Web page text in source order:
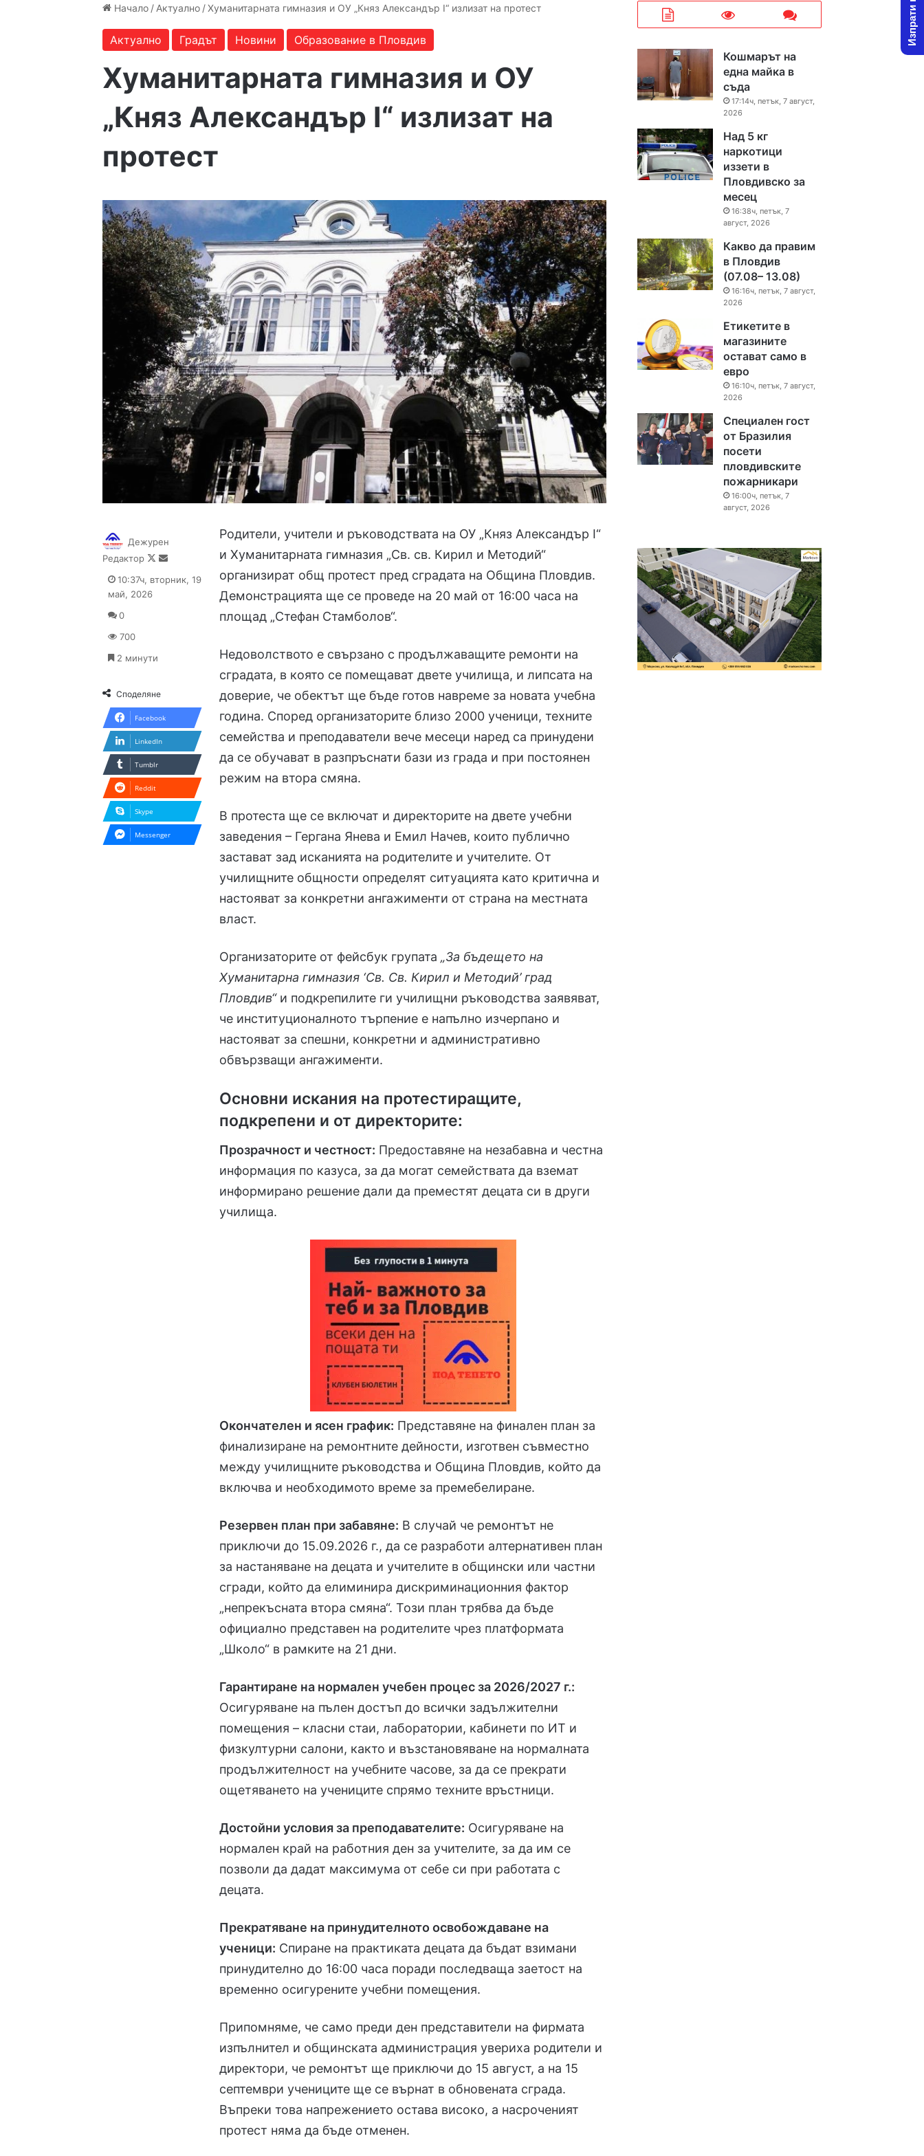
Начало / Актуално / Хуманитарната гимназия и ОУ „Княз Александър I“ излизат на протест
Актуално Градът Новини Образование в Пловдив
Хуманитарната гимназия и ОУ
„Княз Александър I“ излизат на
протест
Родители, учители и ръководствата на ОУ „Княз Александър I“
и Хуманитарната гимназия „Св. св. Кирил и Методий“
организират общ протест пред сградата на Община Пловдив.
Демонстрацията ще се проведе на 20 май от 16:00 часа на
площад „Стефан Стамболов“.
Недоволството е свързано с продължаващите ремонти на
сградата, в която се помещават двете училища, и липсата на
доверие, че обектът ще бъде готов навреме за новата учебна
година. Според организаторите близо 2000 ученици, техните
семейства и преподаватели вече месеци наред са принудени
да се обучават в разпръснати бази из града и при постоянен
режим на втора смяна.
В протеста ще се включат и директорите на двете учебни
заведения – Гергана Янева и Емил Начев, които публично
застават зад исканията на родителите и учителите. От
училищните общности определят ситуацията като критична и
настояват за конкретни ангажименти от страна на местната
власт.
Организаторите от фейсбук групата„За бъдещето на
Хуманитарна гимназия ‘Св. Св. Кирил и Методий’ град
Пловдив“и подкрепилите ги училищни ръководства заявяват,
че институционалното търпение е напълно изчерпано и
настояват за спешни, конкретни и административно
обвързващи ангажименти.
Основни искания на протестиращите,
подкрепени и от директорите:
Прозрачност и честност: Предоставяне на незабавна и честна
информация по казуса, за да могат семействата да вземат
информирано решение дали да преместят децата си в други
училища.
Окончателен и ясен график: Представяне на финален план за
финализиране на ремонтните дейности, изготвен съвместно
между училищните ръководства и Община Пловдив, който да
включва и необходимото време за премебелиране.
Резервен план при забавяне: В случай че ремонтът не
приключи до 15.09.2026 г., да се разработи алтернативен план
за настаняване на децата и учителите в общински или частни
сгради, който да елиминира дискриминационния фактор
„непрекъсната втора смяна“. Този план трябва да бъде
официално представен на родителите чрез платформата
„Школо“ в рамките на 21 дни.
Гарантиране на нормален учебен процес за 2026/2027 г.:
Осигуряване на пълен достъп до всички задължителни
помещения – класни стаи, лаборатории, кабинети по ИТ и
физкултурни салони, както и възстановяване на нормалната
продължителност на учебните часове, за да се прекрати
ощетяването на учениците спрямо техните връстници.
Достойни условия за преподавателите: Осигуряване на
нормален край на работния ден за учителите, за да им се
позволи да дадат максимума от себе си при работата с
децата.
Прекратяване на принудителното освобождаване на
ученици: Спиране на практиката децата да бъдат взимани
принудително до 16:00 часа поради последваща заетост на
временно осигурените учебни помещения.
Припомняме, че само преди ден представители на фирмата
изпълнител и общинската администрация увериха родители и
директори, че ремонтът ще приключи до 15 август, а на 15
септември учениците ще се върнат в обновената сграда.
Въпреки това напрежението остава високо, а насроченият
протест няма да бъде отменен.
Дежурен
Редактор
Follow
X
Send
email
10:37ч, вторник, 19
май, 2026
0
700
2 минути
Споделяне
Facebook
LinkedIn
Tumblr
Reddit
Skype
Messenger
Кошмарът на
една майка в
съда
17:14ч, петък, 7 август,
2026
Над 5 кг
наркотици
иззети в
Пловдивско за
месец
16:38ч, петък, 7
август, 2026
Какво да правим
в Пловдив
(07.08– 13.08)
16:16ч, петък, 7 август,
2026
Етикетите в
магазините
остават само в
евро
16:10ч, петък, 7 август,
2026
Специален гост
от Бразилия
посети
пловдивските
пожарникари
16:00ч, петък, 7
август, 2026